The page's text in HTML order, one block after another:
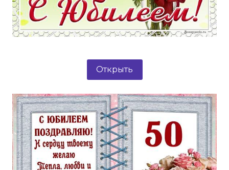
Открыть